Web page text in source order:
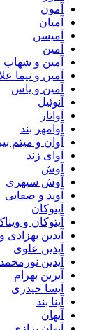
آمون
آمیان
آمیسن
آمین
آمین و
آمین و نیما
آمین و یاس
آنوئیل
آواتار
آوامهر بند
آوان و میثم
آوای زند
آوش
آوش سپهری
آوید و صفایی
آیتوکان
آیتوکان و
آیدین
آیدین علوی
آیدین
آیرین بهرام
آیسا حیدری
آینا بند
آیهان